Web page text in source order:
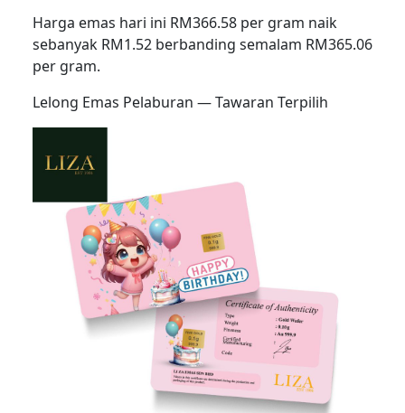
Harga emas hari ini RM366.58 per gram naik
sebanyak RM1.52 berbanding semalam RM365.06
per gram.
Lelong Emas Pelaburan — Tawaran Terpilih